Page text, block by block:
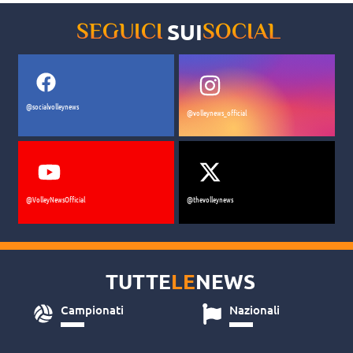
SEGUICI SUISOCIAL
@socialvolleynews
@volleynews_official
@VolleyNewsOfficial @thevolleynews
TUTTELENEWS
Campionati Nazionali